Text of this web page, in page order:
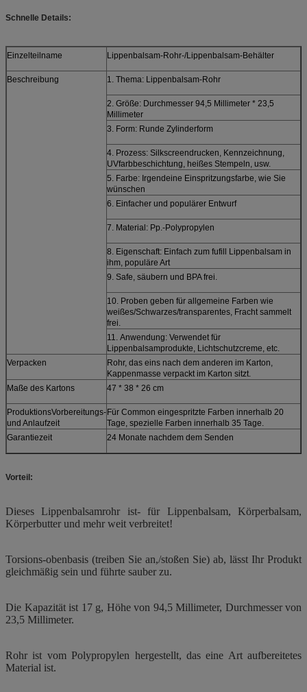
Schnelle Details:
Einzelteilname Lippenbalsam-Rohr-/Lippenbalsam-Behälter
Beschreibung 1. Thema: Lippenbalsam-Rohr
2. Größe: Durchmesser 94,5 Millimeter * 23,5
Millimeter
3. Form: Runde Zylinderform
4. Prozess: Silkscreendrucken, Kennzeichnung,
UVfarbbeschichtung, heißes Stempeln, usw.
5. Farbe: Irgendeine Einspritzungsfarbe, wie Sie
wünschen
6. Einfacher und populärer Entwurf
7. Material: Pp.-Polypropylen
8. Eigenschaft: Einfach zum fufill Lippenbalsam in
ihm, populäre Art
9. Safe, säubern und BPA frei.
10. Proben geben für allgemeine Farben wie
weißes/Schwarzes/transparentes, Fracht sammelt
frei.
11. Anwendung: Verwendet für
Lippenbalsamprodukte, Lichtschutzcreme, etc.
Verpacken
Rohr, das eins nach dem anderen im Karton,
Kappenmasse verpackt im Karton sitzt.
Maße des Kartons
47 * 38 * 26 cm
ProduktionsVorbereitungs-
und Anlaufzeit
Für Common eingespritzte Farben innerhalb 20
Tage, spezielle Farben innerhalb 35 Tage.
Garantiezeit
24 Monate nachdem dem Senden
Vorteil:
Dieses Lippenbalsamrohr ist- für Lippenbalsam, Körperbalsam,
Körperbutter und mehr weit verbreitet!
Torsions-obenbasis (treiben Sie an,/stoßen Sie) ab, lässt Ihr Produkt
gleichmäßig sein und führte sauber zu.
Die Kapazität ist 17 g, Höhe von 94,5 Millimeter, Durchmesser von
23,5 Millimeter.
Rohr ist vom Polypropylen hergestellt, das eine Art aufbereitetes
Material ist.